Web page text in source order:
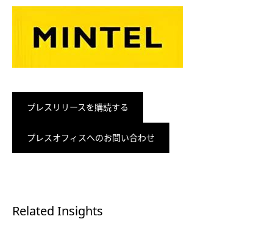
プレスリリースを購読する
プレスオフィスへのお問い合わせ
Related Insights